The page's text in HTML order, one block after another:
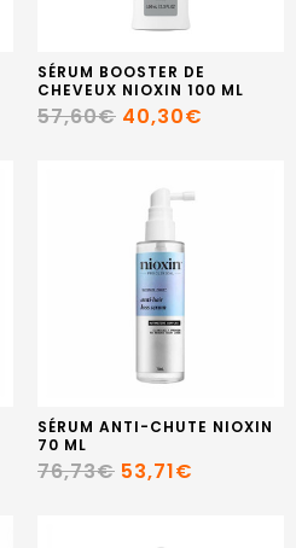
SÉRUM BOOSTER DE
CHEVEUX NIOXIN 100 ML
57,60€ 40,30€
SÉRUM ANTI-CHUTE NIOXIN
70 ML
76,73€ 53,71€